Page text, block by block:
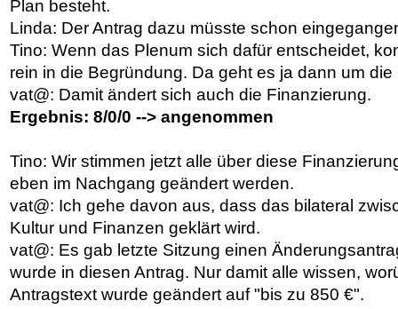
Plan besteht.
Linda: Der Antrag dazu müsste schon
Tino: Wenn das Plenum sich dafür entscheidet,
rein in die Begründung. Da geht es ja dann um
vat@: Damit ändert sich auch die Finanzierung.
Ergebnis: 8/0/0 --> angenommen
Tino: Wir stimmen jetzt alle über diese
eben im Nachgang geändert werden.
vat@: Ich gehe davon aus, dass das bilateral
Kultur und Finanzen geklärt wird.
vat@: Es gab letzte Sitzung einen
wurde in diesen Antrag. Nur damit alle wissen,
Antragstext wurde geändert auf "bis zu 850 €".